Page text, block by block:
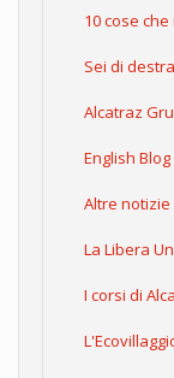
10 cose
Sei di
Alcatraz
English Blog
Altre
La Libera
I corsi di